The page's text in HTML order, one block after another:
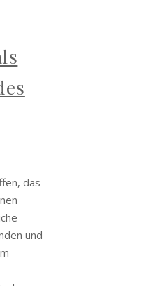
das
und